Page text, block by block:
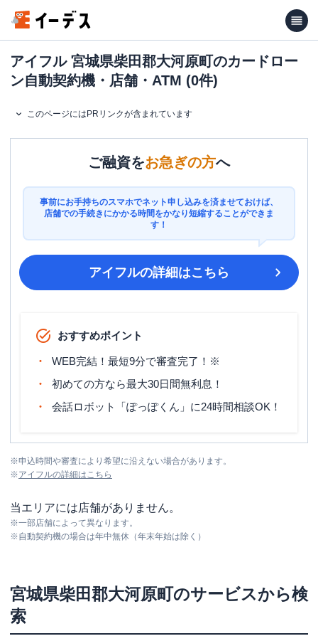
アイフル 宮城県柴田郡大河原町のカードロー
ン自動契約機・店舗・ATM (0件)
このページにはPRリンクが含まれています
ご融資をお急ぎの方へ
事前にお手持ちのスマホでネット申し込みを済ませておけば、
店舗での手続きにかかる時間をかなり短縮することができま
す！
アイフルの詳細はこちら
おすすめポイント
WEB完結！最短9分で審査完了！※
初めての方なら最大30日間無利息！
会話ロボット「ぽっぽくん」に24時間相談OK！
※申込時間や審査により希望に沿えない場合があります。
※アイフルの詳細はこちら
当エリアには店舗がありません。
※一部店舗によって異なります。
※自動契約機の場合は年中無休（年末年始は除く）
宮城県柴田郡大河原町のサービスから検
索